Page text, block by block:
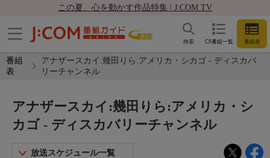
この夏、心を動かす作品特集 | J:COM TV
CS番組一覧 番組表
検索
番組
表
アナザースカイ:幾田りら:アメリカ・シカゴ - ディスカバ
リーチャンネル
アナザースカイ:幾田りら:アメリカ・シ
カゴ - ディスカバリーチャンネル
放送スケジュール一覧